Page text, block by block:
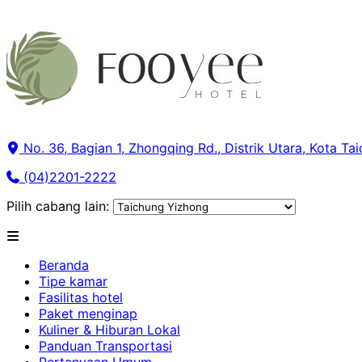
No. 36, Bagian 1, Zhongqing Rd., Distrik Utara, Kota
(04)2201-2222
Pilih cabang lain:
Beranda
Tipe kamar
Fasilitas hotel
Paket menginap
Kuliner & Hiburan Lokal
Panduan Transportasi